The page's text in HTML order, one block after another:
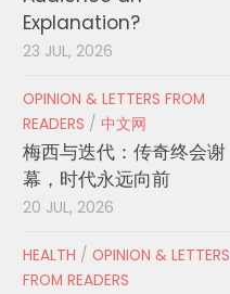
Explanation?
23 JUL, 2026
OPINION & LETTERS FROM
READERS / 中文网
梅西与迭代：传奇终会谢
幕，时代永远向前
20 JUL, 2026
HEALTH / OPINION & LETTERS
FROM READERS